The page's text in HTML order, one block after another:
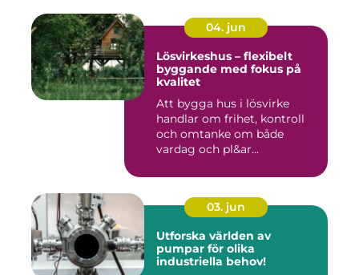
04. jun
Lösvirkeshus – flexibelt
byggande med fokus på
kvalitet
Att bygga hus i lösvirke
handlar om frihet, kontroll
och omtanke om både
vardag och pl&ar...
03. jun
Utforska världen av
pumpar för olika
industriella behov!